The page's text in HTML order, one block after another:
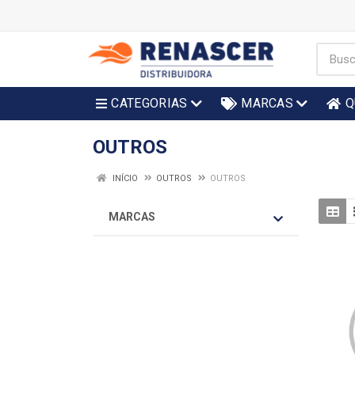
CATEGORIAS MARCAS
OUTROS
INÍCIO OUTROS OUTROS
MARCAS